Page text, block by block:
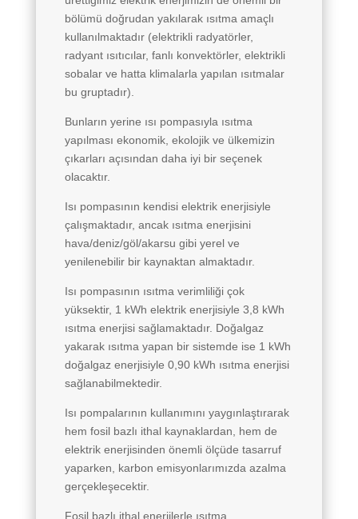
bölümü doğrudan yakılarak ısıtma amaçlı
kullanılmaktadır (elektrikli radyatörler,
radyant ısıtıcılar, fanlı konvektörler, elektrikli
sobalar ve hatta klimalarla yapılan ısıtmalar
bu gruptadır).
Bunların yerine ısı pompasıyla ısıtma
yapılması ekonomik, ekolojik ve ülkemizin
çıkarları açısından daha iyi bir seçenek
olacaktır.
Isı pompasının kendisi elektrik enerjisiyle
çalışmaktadır, ancak ısıtma enerjisini
hava/deniz/göl/akarsu gibi yerel ve
yenilenebilir bir kaynaktan almaktadır.
Isı pompasının ısıtma verimliliği çok
yüksektir, 1 kWh elektrik enerjisiyle 3,8 kWh
ısıtma enerjisi sağlamaktadır. Doğalgaz
yakarak ısıtma yapan bir sistemde ise 1 kWh
doğalgaz enerjisiyle 0,90 kWh ısıtma enerjisi
sağlanabilmektedir.
Isı pompalarının kullanımını yaygınlaştırarak
hem fosil bazlı ithal kaynaklardan, hem de
elektrik enerjisinden önemli ölçüde tasarruf
yaparken, karbon emisyonlarımızda azalma
gerçekleşecektir.
Fosil bazlı ithal enerjilerle ısıtma